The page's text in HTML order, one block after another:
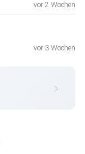
vor 2 Wochen
vor 3 Wochen